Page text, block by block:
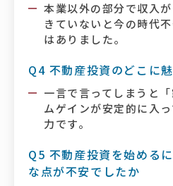
本業以外の部分で収入
きていないと今の時代
はありました。
Q4 不動産投資のどこに
一言で言ってしまうと
ムゲインが安定的に入
力です。
Q5 不動産投資を始める
な点が不安でしたか